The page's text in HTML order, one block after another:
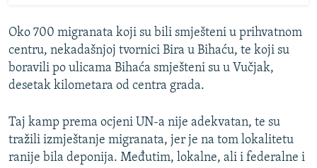
Oko 700 migranata koji su bili smješteni u prihvatnom
centru, nekadašnjoj tvornici Bira u Bihaću, te koji su
boravili po ulicama Bihaća smješteni su u Vučjak,
desetak kilometara od centra grada.
Taj kamp prema ocjeni UN-a nije adekvatan, te su
tražili izmještanje migranata, jer je na tom lokalitetu
ranije bila deponija. Međutim, lokalne, ali i federalne i